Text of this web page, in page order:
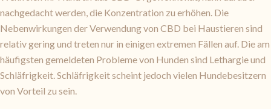
nachgedacht werden, die Konzentration zu erhöhen. Die
Nebenwirkungen der Verwendung von CBD bei Haustieren sind
relativ gering und treten nur in einigen extremen Fällen auf. Die am
häufigsten gemeldeten Probleme von Hunden sind Lethargie und
Schläfrigkeit. Schläfrigkeit scheint jedoch vielen Hundebesitzern
von Vorteil zu sein.